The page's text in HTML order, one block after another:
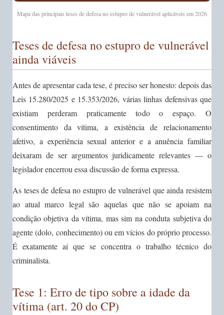
Mapa das principais teses de defesa no estupro de vulnerável aplicáveis em 2026
Teses de defesa no estupro de vulnerável
ainda viáveis
Antes de apresentar cada tese, é preciso ser honesto: depois das
Leis 15.280/2025 e 15.353/2026, várias linhas defensivas que
existiam perderam praticamente todo o espaço. O
consentimento da vítima, a existência de relacionamento
afetivo, a experiência sexual anterior e a anuência familiar
deixaram de ser argumentos juridicamente relevantes — o
legislador encerrou essa discussão de forma expressa.
As teses de defesa no estupro de vulnerável que ainda resistem
ao atual marco legal são aquelas que não se apoiam na
condição objetiva da vítima, mas sim na conduta subjetiva do
agente (dolo, conhecimento) ou em vícios do próprio processo.
É exatamente aí que se concentra o trabalho técnico do
criminalista.
Tese 1: Erro de tipo sobre a idade da
vítima (art. 20 do CP)